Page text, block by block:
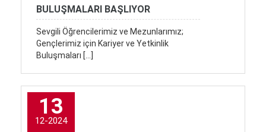
BULUŞMALARI BAŞLIYOR
Sevgili Öğrencilerimiz ve Mezunlarımız;
Gençlerimiz için Kariyer ve Yetkinlik
Buluşmaları […]
13
12-2024